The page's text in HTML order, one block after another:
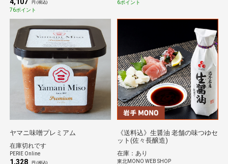
円 (税込)
76ポイント
6ポイント
ヤマニ味噌プレミアム
在庫切れです
PERIE Online
1,328 円 (税込)
《送料込》生醤油 老舗の味つゆセ
ット(佐々長醸造)
在庫：あり
東北MONO WEB SHOP